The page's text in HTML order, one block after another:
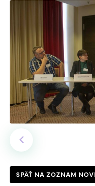
SPÄŤ NA ZOZNAM